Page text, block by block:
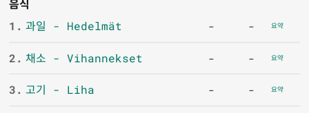
음식
1. 과일 - Hedelmät - - 요약
2. 채소 - Vihannekset - - 요약
3. 고기 - Liha - - 요약